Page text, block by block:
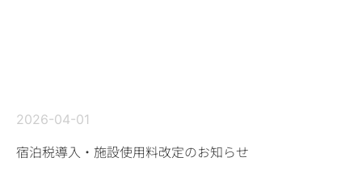
2026-04-01
宿泊税導入・施設使用料改定のお知らせ